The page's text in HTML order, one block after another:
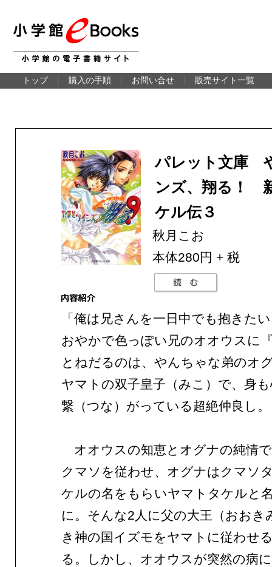
トップ 購入の手順 お問い合せ 販売サイト一覧
パレット文庫
ンズ、翔る！
ケル伝３
秋月こお
本体280円 + 税
「俺は兄さんを一日中でも抱きた
おやかで色っぽい兄のオオウスに
とねだるのは、やんちゃな弟のオ
ヤマトの双子皇子（みこ）で、身
繋（つな）がっている超絶仲良し。
オオウスの知恵とオグナの純情
クマソを従わせ、オグナはクマソ
ケルの名をもらいヤマトタケルと
に。そんな2人に父の大王（おおき
き神の国イズモをヤマトに従わせ
る。しかし、オオウスが突然の病